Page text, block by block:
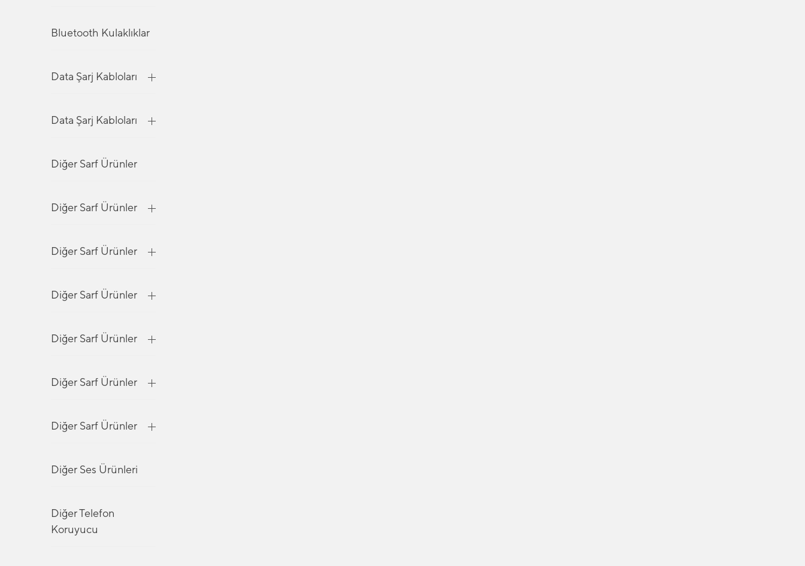
Bluetooth Kulaklıklar
Data Şarj Kabloları
Data Şarj Kabloları
Diğer Sarf Ürünler
Diğer Sarf Ürünler
Diğer Sarf Ürünler
Diğer Sarf Ürünler
Diğer Sarf Ürünler
Diğer Sarf Ürünler
Diğer Sarf Ürünler
Diğer Ses Ürünleri
Diğer Telefon
Koruyucu